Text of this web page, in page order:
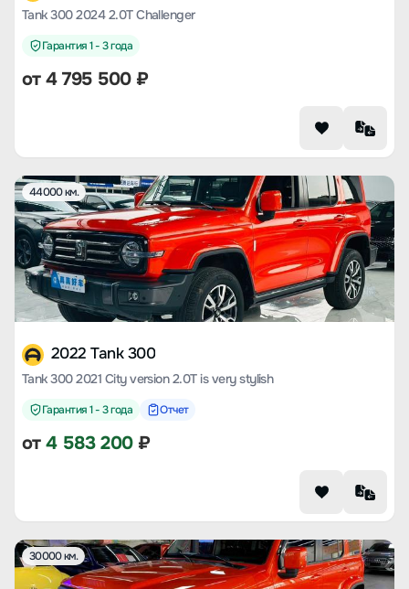
Tank 300 2024 2.0T Challenger
Гарантия 1 - 3 года
от4 795 500₽
44000 км.
2022 Tank 300
Tank 300 2021 City version 2.0T is very stylish
Гарантия 1 - 3 года Отчет
от4 583 200₽
30000 км.